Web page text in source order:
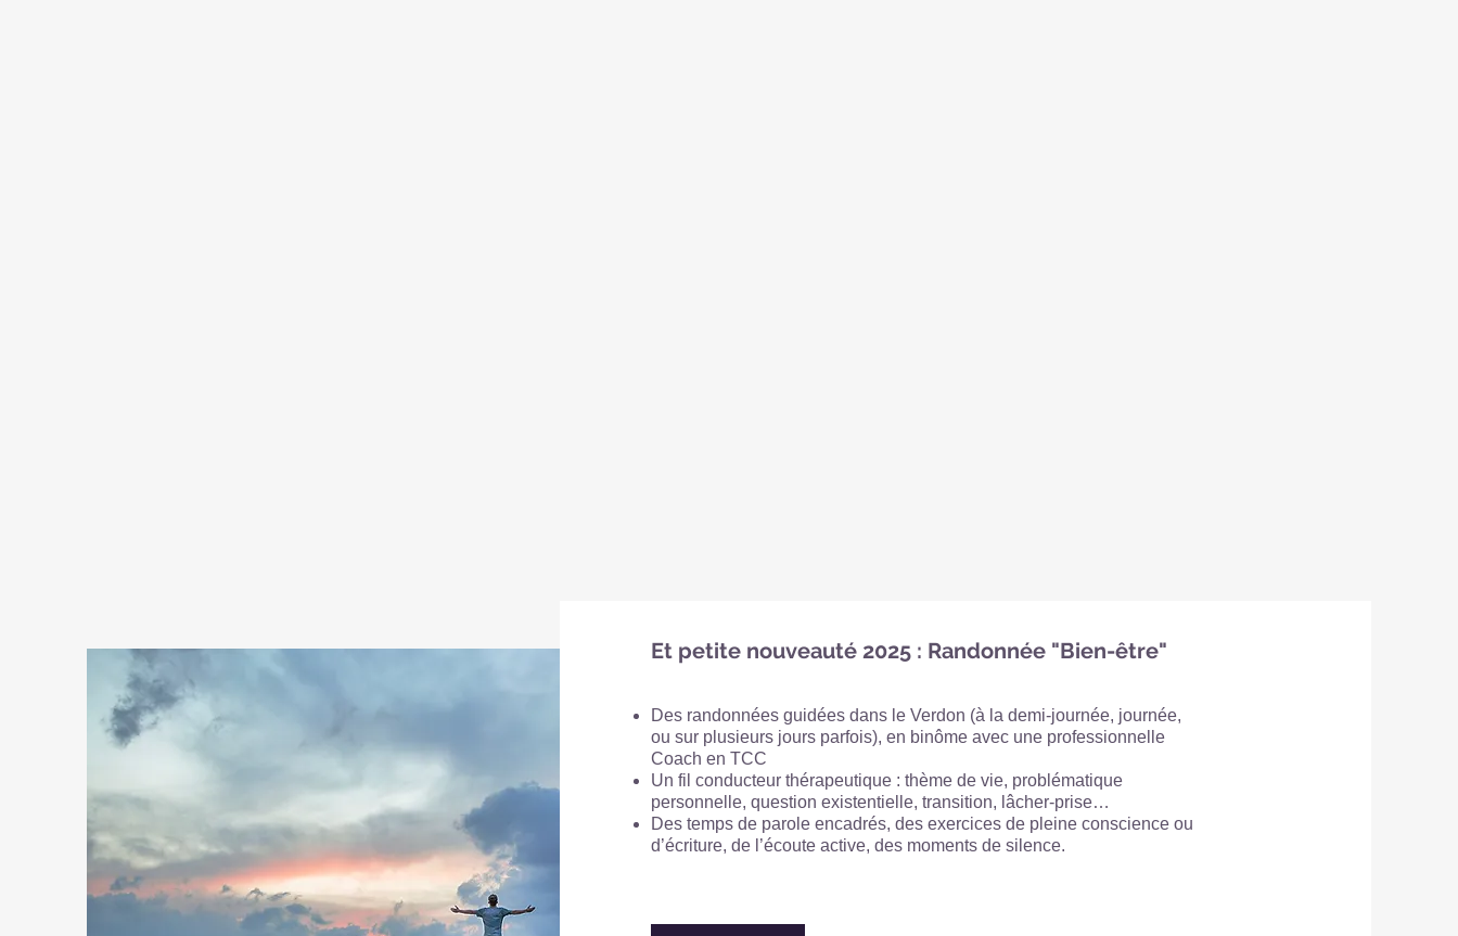
Et petite nouveauté 2025 : Randonnée "Bien-être"
Des randonnées guidées dans le Verdon (à la demi-journée, journée,
ou sur plusieurs jours parfois), en binôme avec une professionnelle
Coach en TCC
Un fil conducteur thérapeutique : thème de vie, problématique
personnelle, question existentielle, transition, lâcher-prise…
Des temps de parole encadrés, des exercices de pleine conscience ou
d’écriture, de l’écoute active, des moments de silence.